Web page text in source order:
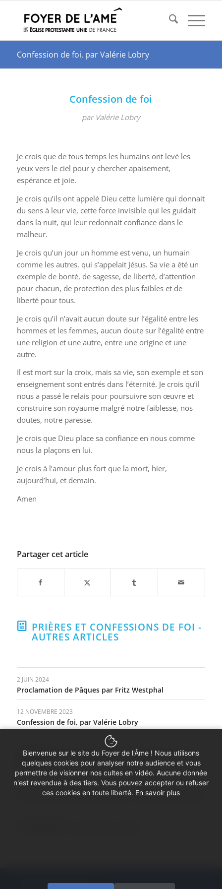
Confession de foi, par Valérie Lobry
Confession de foi
par Valérie Lobry
Je crois que de tous temps les humains ont levé les
yeux vers le ciel pour y chercher apaisement,
espérance et joie.
Je crois qu’ils ont appelé Dieu cette lumière qui donnait
du sens à leur vie, cette force invisible qui les guidait
dans la nuit, qui leur redonnait confiance dans le
malheur.
Je crois qu’un jour un homme est venu, un humain
comme les autres, qui s’appelait Jésus. Sa vie a été un
exemple de bonté, de sagesse, de liberté, d’attention
pour chacun, de protection des plus faibles et de
liberté pour tous.
Je crois qu’il n’avait aucun doute sur l’égalité entre les
hommes et les femmes, aucun doute sur l’égalité entre
une religion et une autre, entre une origine et une
autre.
Il est mort sur la croix, mais sa vie, son exemple et son
enseignement sont entrés dans l’éternité. Je crois qu’il
nous a passé le relais pour poursuivre son œuvre et
construire son royaume malgré notre faiblesse, nos
doutes, notre paresse.
Je crois que Dieu place sa confiance en nous comme
nous la plaçons en lui.
Je crois à l’amour plus fort que la mort, hier,
aujourd’hui, et demain.
Amen
Partager cet article
PRIÈRES ET CONFESSIONS DE FOI -
AUTRES ARTICLES
2 JUIN 2024
Proclamation de Pâques par Fritz Westphal
12 NOVEMBRE 2023
Confession de foi, par Valérie Lobry
Confession de foi de la Fraternité des Remonstrants
(Pays-Bas)
22 DÉCEMBRE 2021
La nuit ne serait jamais que nuit…, par Francine Carillo
© Copyright - Foyer de l'Âme
Bienvenue sur le site du Foyer de l'Âme ! Nous utilisons
quelques cookies pour analyser notre audience et vous
permettre de visionner nos cultes en vidéo. Aucune donnée
n'est revendue à des tiers. Vous pouvez accepter ou refuser
ces cookies en toute liberté. En savoir plus